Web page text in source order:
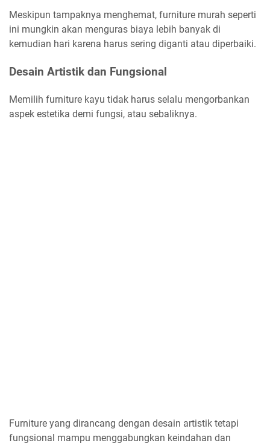
Meskipun tampaknya menghemat, furniture murah seperti
ini mungkin akan menguras biaya lebih banyak di
kemudian hari karena harus sering diganti atau diperbaiki.
Desain Artistik dan Fungsional
Memilih furniture kayu tidak harus selalu mengorbankan
aspek estetika demi fungsi, atau sebaliknya.
Furniture yang dirancang dengan desain artistik tetapi
fungsional mampu menggabungkan keindahan dan